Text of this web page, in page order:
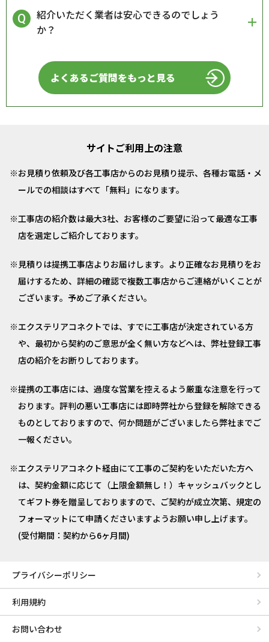
紹介いただく業者は安心できるのでしょう
か？
よくあるご質問をもっと見る
サイトご利用上の注意
お見積り依頼及び各工事店からのお見積り提示、各種お電話・メ
ールでの相談はすべて「無料」になります。
工事店の紹介数は最大3社、お客様のご要望に沿って最適な工事
店を選定しご紹介しております。
見積りは提携工事店よりお届けします。より正確なお見積りをお
届けするため、詳細の確認で複数工事店からご連絡がいくことが
ございます。予めご了承ください。
エクステリアコネクトでは、すでに工事店が決定されている方
や、最初から契約のご意思が全く無い方などへは、弊社登録工事
店の紹介をお断りしております。
提携の工事店には、過度な営業を控えるよう厳重な注意を行って
おります。評判の悪い工事店には即時弊社から登録を解除できる
ものとしておりますので、何か問題がございましたら弊社までご
一報ください。
エクステリアコネクト経由にて工事のご契約をいただいた方へ
は、契約金額に応じて（上限金額無し！）キャッシュバックとし
てギフト券を贈呈しておりますので、ご契約が成立次第、規定の
フォーマットにて申請くださいますようお願い申し上げます。
(受付期間：契約から6ヶ月間)
プライバシーポリシー
利用規約
お問い合わせ